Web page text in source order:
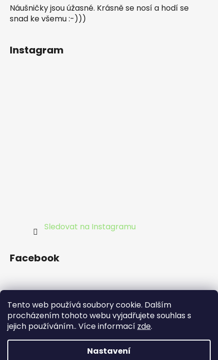
Tento web používá soubory cookie. Dalším
procházením tohoto webu vyjadřujete souhlas s
jejich používáním.. Více informací zde.
Nastavení
Náušničky jsou úžasné. Krásně se nosí a hodí se
snad ke všemu :-)))
Instagram
Sledovat na Instagramu
Facebook
©DrhneTo